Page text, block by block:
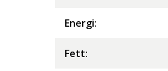
Energi:
Fett: